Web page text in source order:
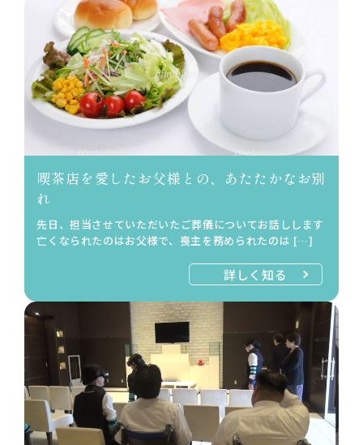
喫茶店を愛したお父様との、あたたかなお別
れ
先日、担当させていただいたご葬儀についてお話しします
亡くなられたのはお父様で、喪主を務められたのは […]
詳しく知る